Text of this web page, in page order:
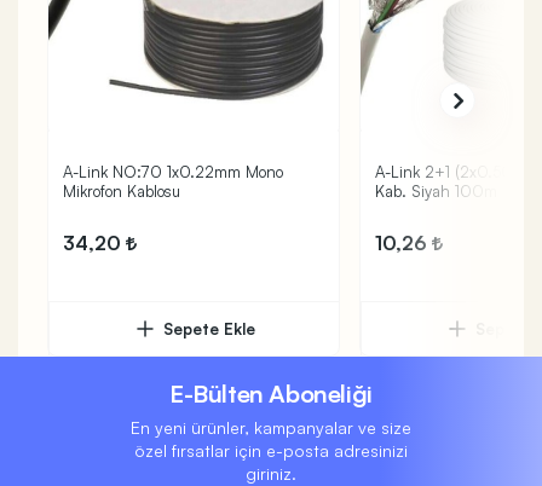
A-Link NO:70 1x0.22mm Mono
Mikrofon Kablosu
34,20
Sepete Ekle
A-Link 2+1 (2x0.50)
Kab. Siyah 100m
10,26
E-Bülten Aboneliği
En yeni ürünler, kampanyalar ve size
özel fırsatlar için e-posta adresinizi
giriniz.